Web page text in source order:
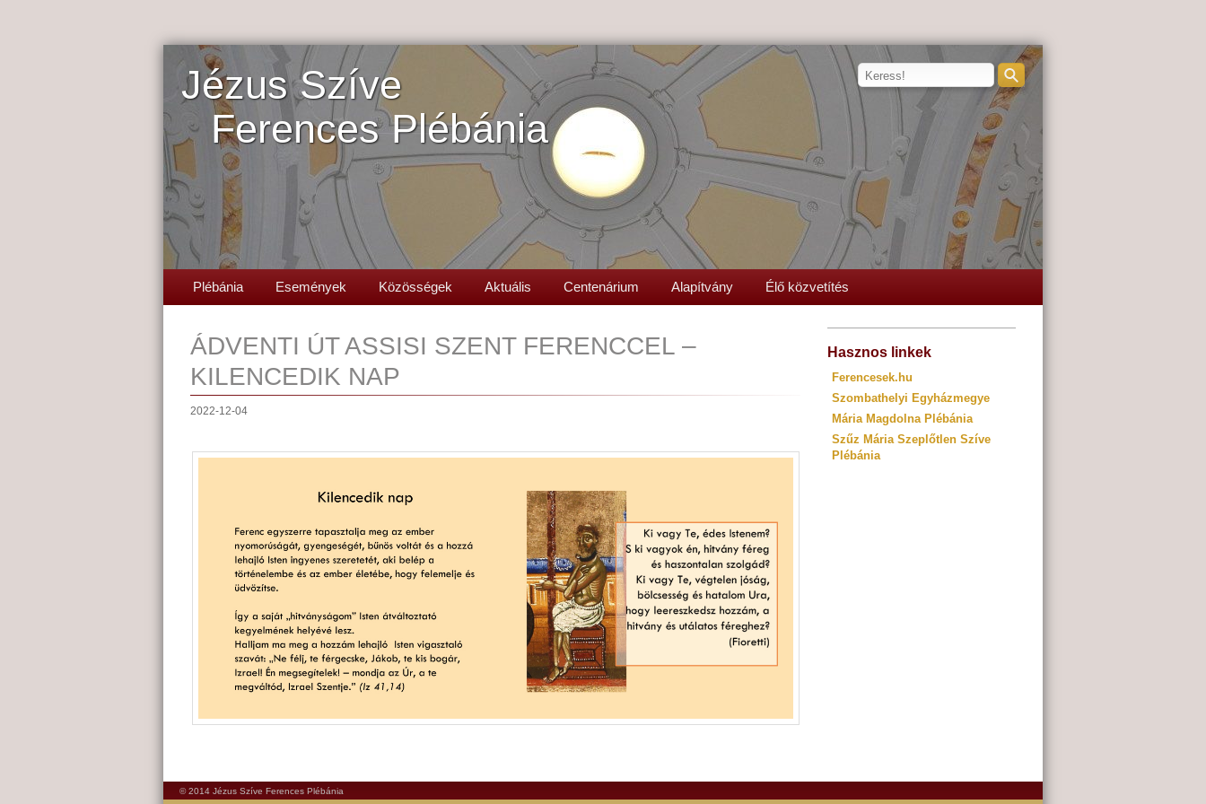
Jézus Szíve
Ferences Plébánia
Plébánia Események Közösségek Aktuális Centenárium Alapítvány Élő közvetítés
ÁDVENTI ÚT ASSISI SZENT FERENCCEL –
KILENCEDIK NAP
2022-12-04
Hasznos linkek
Ferencesek.hu
Szombathelyi Egyházmegye
Mária Magdolna Plébánia
Szűz Mária Szeplőtlen Szíve
Plébánia
© 2014 Jézus Szíve Ferences Plébánia